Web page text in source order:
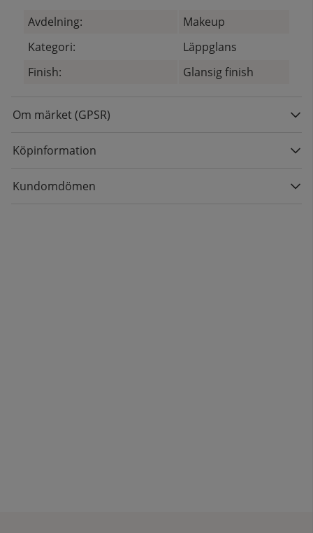
Avdelning:
Makeup
Kategori:
Läppglans
Finish:
Glansig finish
Om märket (GPSR)
Köpinformation
Kundomdömen